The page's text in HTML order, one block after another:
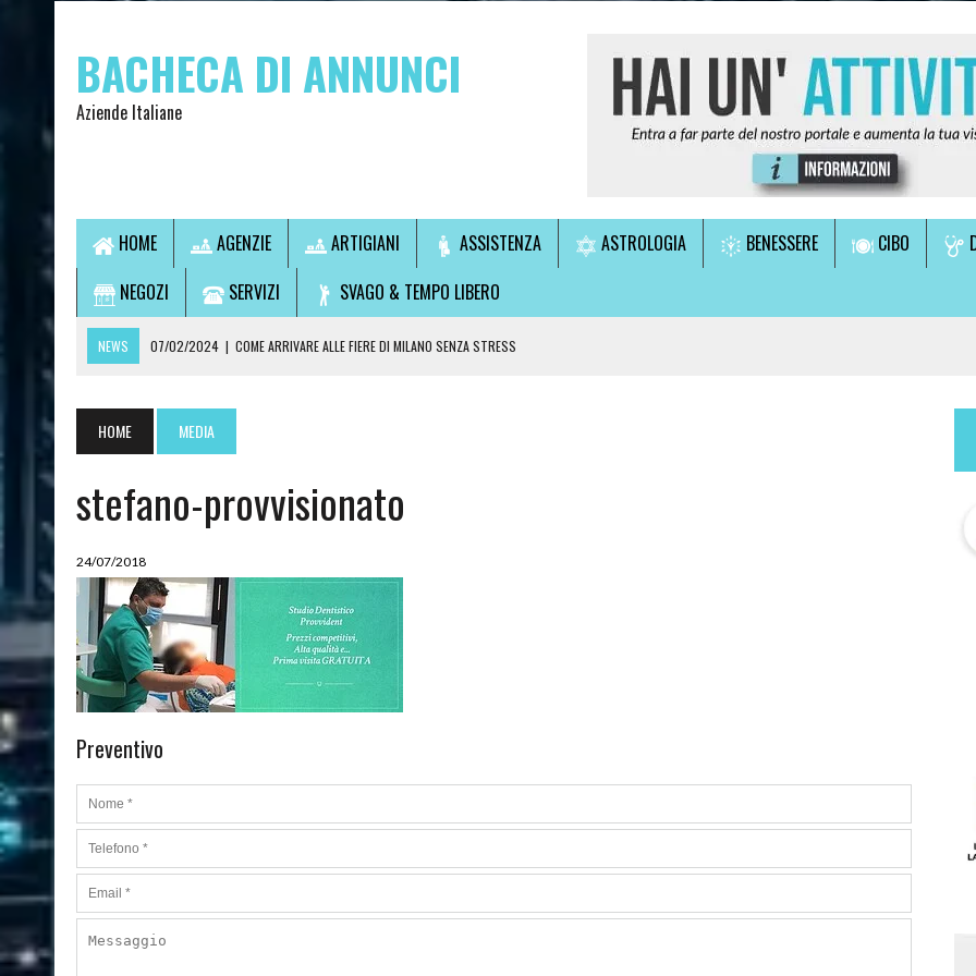
BACHECA DI ANNUNCI
Aziende Italiane
HOME AGENZIE ARTIGIANI ASSISTENZA ASTROLOGIA BENESSERE CIBO
NEGOZI
SERVIZI SVAGO & TEMPO LIBERO
NEWS 07/02/2024 | COME ARRIVARE ALLE FIERE DI MILANO SENZA STRESS
28/07/2021 | CONSULTI DI CARTOMANZIA
08/03/2024
QUALI SONO LE MIGLIORI PIANTE DA APPARTAMENTO
HOME MEDIA
stefano-provvisionato
24/07/2018
Preventivo